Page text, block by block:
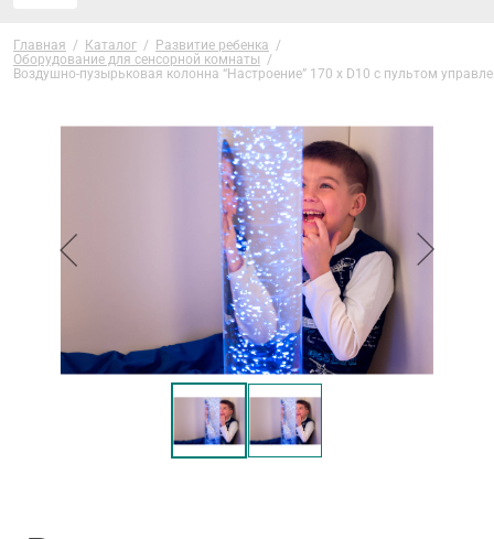
Главная / Каталог / Развитие ребенка /
Оборудование для сенсорной комнаты /
Воздушно-пузырьковая колонна “Настроение” 170 х D10 с пультом